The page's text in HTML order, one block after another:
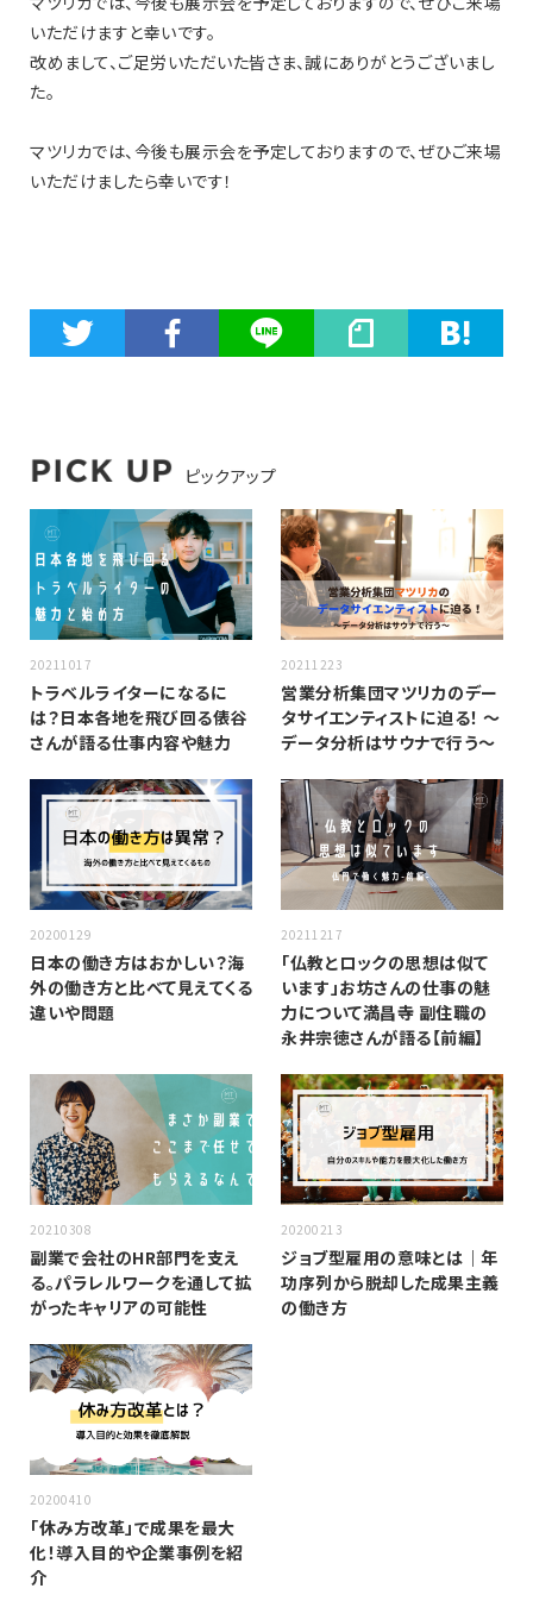
いただけますと幸いです。
改めまして、ご足労いただいた皆さま、誠にありがとうございまし
た。
マツリカでは、今後も展示会を予定しておりますので、ぜひご来場
いただけましたら幸いです！
ピックアップ
20211017
トラベルライターになるに
は？日本各地を飛び回る俵谷
さんが語る仕事内容や魅力
20211223
営業分析集団マツリカのデー
タサイエンティストに迫る！ 〜
データ分析はサウナで行う〜
20200129
日本の働き方はおかしい？海
外の働き方と比べて見えてくる
違いや問題
20211217
「仏教とロックの思想は似て
います」お坊さんの仕事の魅
力について満昌寺 副住職の
永井宗徳さんが語る【前編】
20210308
副業で会社のHR部門を支え
る。パラレルワークを通して拡
がったキャリアの可能性
20200213
ジョブ型雇用の意味とは｜年
功序列から脱却した成果主義
の働き方
20200410
「休み方改革」で成果を最大
化！導入目的や企業事例を紹
介